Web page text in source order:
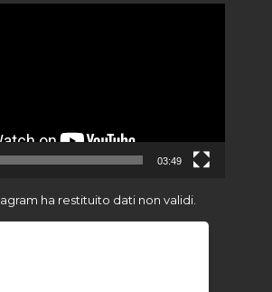
03:49
ha restituito dati non validi.